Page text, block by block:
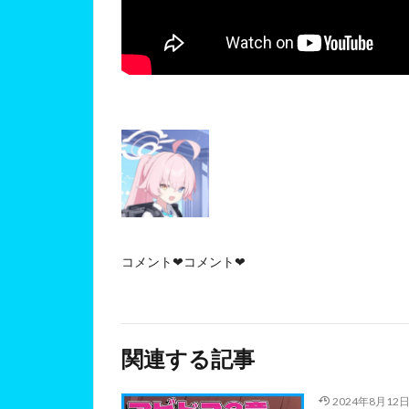
コメント❤コメント❤
関連する記事
2024年8月12日